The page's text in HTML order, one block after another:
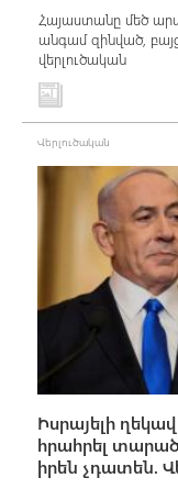
Հայաստանը մեծ
անգամ զինված, բայց
վերլուծական
Վերլուծական
Իսրայելի
հրահրել
իրեն չդատեն.